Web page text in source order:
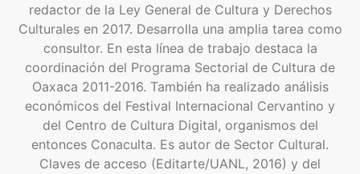
redactor de la Ley General de Cultura y Derechos
Culturales en 2017. Desarrolla una amplia tarea como
consultor. En esta línea de trabajo destaca la
coordinación del Programa Sectorial de Cultura de
Oaxaca 2011-2016. También ha realizado análisis
económicos del Festival Internacional Cervantino y
del Centro de Cultura Digital, organismos del
entonces Conaculta. Es autor de Sector Cultural.
Claves de acceso (Editarte/UANL, 2016) y del